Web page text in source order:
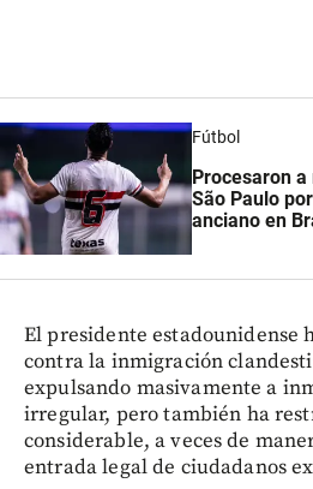
Fútbol
Procesaron
São Paulo
anciano en
El presidente estadounidense
contra la inmigración
expulsando masivamente a
irregular, pero también ha
considerable, a veces de
entrada legal de ciudadanos